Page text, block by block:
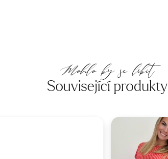
Mohlo by se líbit
Související produkty